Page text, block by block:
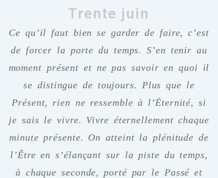
Trente juin
Ce qu’il faut bien se garder de faire, c’est
de forcer la porte du temps. S’en tenir au
moment présent et ne pas savoir en quoi il
se distingue de toujours. Plus que le
Présent, rien ne ressemble à l’Éternité, si
je sais le vivre. Vivre éternellement chaque
minute présente. On atteint la plénitude de
l’Être en s’élançant sur la piste du temps,
à chaque seconde, porté par le Passé et